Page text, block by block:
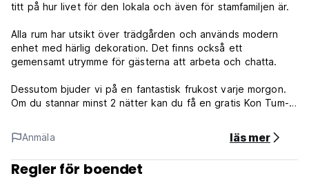
titt på hur livet för den lokala och även för stamfamiljen är.
Alla rum har utsikt över trädgården och används modern
enhet med härlig dekoration. Det finns också ett
gemensamt utrymme för gästerna att arbeta och chatta.
Dessutom bjuder vi på en fantastisk frukost varje morgon.
Om du stannar minst 2 nätter kan du få en gratis Kon Tum-
vackra platser. Vi lovar att få dig att känna dig som hemma
hos mig.
*** Fastighetspolicy och villkor:
Anmäla läs mer
Regler för boendet